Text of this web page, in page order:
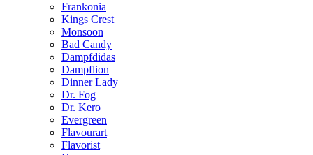
Frankonia
Kings Crest
Monsoon
Bad Candy
Dampfdidas
Dampflion
Dinner Lady
Dr. Fog
Dr. Kero
Evergreen
Flavourart
Flavorist